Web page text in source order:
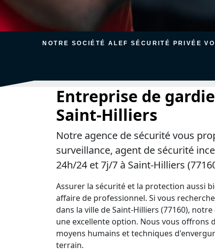
NOTRE SOCIÉTÉ ALEF SÉCURITÉ PRIVÉE
Entreprise de
Saint-Hilliers
Notre agence de sécurité vous
surveillance, agent de sécurité
24h/24 et 7j/7 à Saint-Hilliers
Assurer la sécurité et la protection aussi
affaire de professionnel. Si vous
dans la ville de Saint-Hilliers (77160),
une excellente option. Nous vous offrons
moyens humains et techniques
terrain.